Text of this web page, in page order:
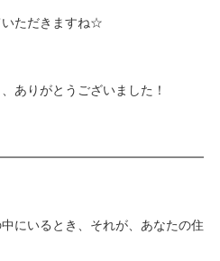
いただきますね☆
ありがとうございました！
にいるとき、それが、あなたの住